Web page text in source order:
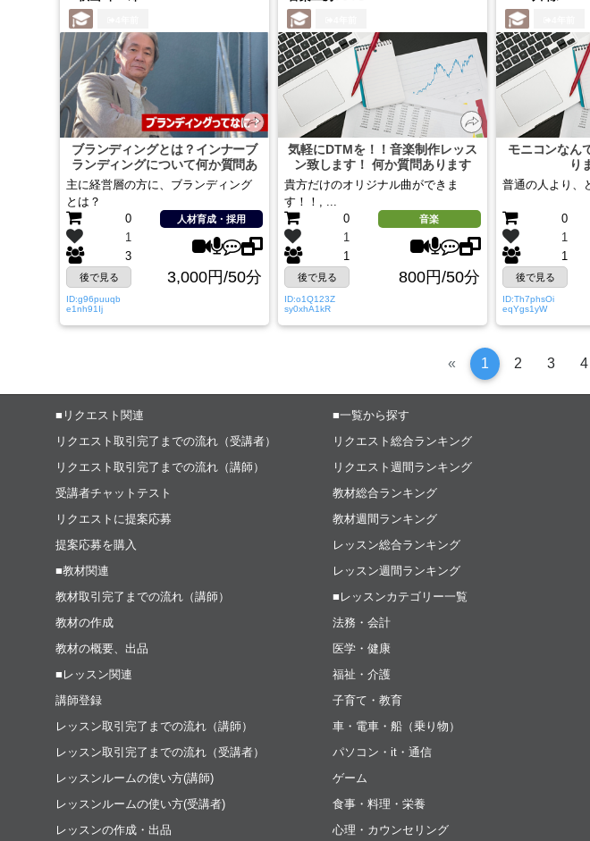
ブランディングとは？インナーブ
ランディングについて何か質問あ
りますか？
主に経営層の方に、ブランディング
とは？
0
1
3
人材育成・採用
後で見る 3,000円/50分
ID:g96puuqb
e1nh91Ij
気軽にDTMを！！音楽制作レッス
ン致します！ 何か質問あります
か？
貴方だけのオリジナル曲ができま
す！！, ...
0
1
1
音楽
後で見る 800円/50分
ID:o1Q123Z
sy0xhA1kR
モニコンなん
り
普通の人より、
0
1
1
後で見る
ID:Th7phsOi
eqYgs1yW
« Previous
1 2 3 4
■リクエスト関連
リクエスト取引完了までの流れ（受講者）
リクエスト取引完了までの流れ（講師）
受講者チャットテスト
リクエストに提案応募
提案応募を購入
■教材関連
教材取引完了までの流れ（講師）
教材の作成
教材の概要、出品
■レッスン関連
講師登録
レッスン取引完了までの流れ（講師）
レッスン取引完了までの流れ（受講者）
レッスンルームの使い方(講師)
レッスンルームの使い方(受講者)
レッスンの作成・出品
■一覧から探す
リクエスト総合ランキング
リクエスト週間ランキング
教材総合ランキング
教材週間ランキング
レッスン総合ランキング
レッスン週間ランキング
■レッスンカテゴリー一覧
法務・会計
医学・健康
福祉・介護
子育て・教育
車・電車・船（乗り物）
パソコン・it・通信
ゲーム
食事・料理・栄養
心理・カウンセリング